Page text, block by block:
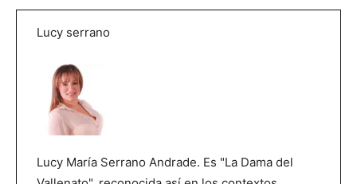
Lucy serrano
Lucy María Serrano Andrade. Es "La Dama del